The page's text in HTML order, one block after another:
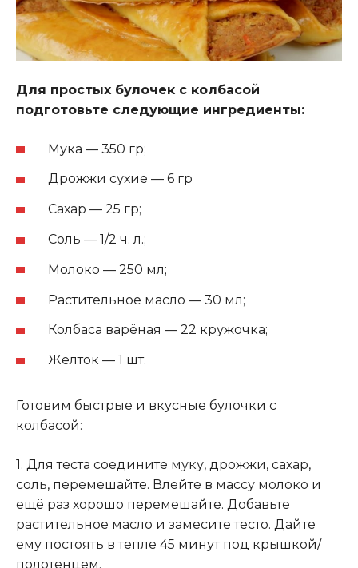
Для простых булочек с колбасой
подготовьте следующие ингредиенты:
Мука — 350 гр;
Дрожжи сухие — 6 гр
Сахар — 25 гр;
Соль — 1/2 ч. л.;
Молоко — 250 мл;
Растительное масло — 30 мл;
Колбаса варёная — 22 кружочка;
Желток — 1 шт.
Готовим быстрые и вкусные булочки с
колбасой:
1. Для теста соедините муку, дрожжи, сахар,
соль, перемешайте. Влейте в массу молоко и
ещё раз хорошо перемешайте. Добавьте
растительное масло и замесите тесто. Дайте
ему постоять в тепле 45 минут под крышкой/
полотенцем.